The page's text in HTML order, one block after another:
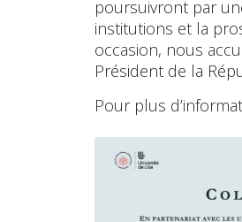
poursuivront par
institutions et la
occasion, nous
Président de la
Pour plus